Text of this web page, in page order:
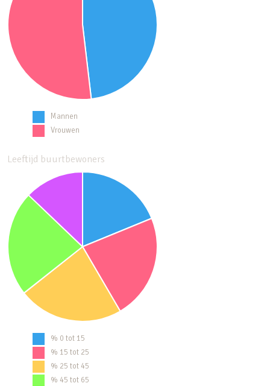
Mannen
Vrouwen
Leeftijd buurtbewoners
% 0 tot 15
% 15 tot 25
% 25 tot 45
% 45 tot 65